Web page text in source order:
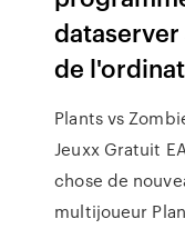
de
Plants vs
Jeuxx Gratuit
chose de
multijoueur